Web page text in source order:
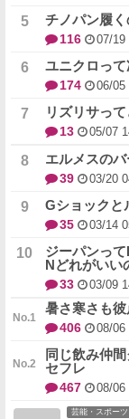
チノパン履
116 07/19
ユニクロっ
174 06/05
リズリサっ
13 05/07
エルメスの
39 03/20
Gショックと
35 03/14
ジーパンっ
Nどれがいい
33 03/09
暑さ寒さも
406 08/06
同じ飲み仲
セフレ
467 08/06
芸能・スポーツ